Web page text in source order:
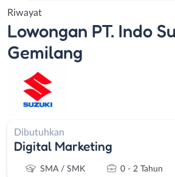
Riwayat
Lowongan PT. Indo
Gemilang
Dibutuhkan
Digital Marketing
SMA / SMK 0 - 2 Tahun